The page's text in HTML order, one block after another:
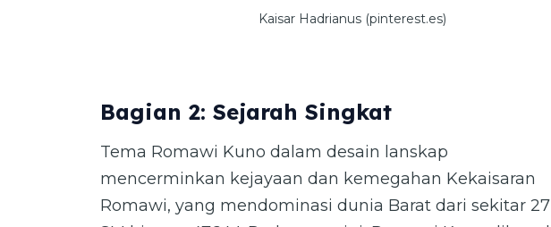
Kaisar Hadrianus (pinterest.es)
Bagian 2: Sejarah Singkat
Tema Romawi Kuno dalam desain lanskap
mencerminkan kejayaan dan kemegahan Kekaisaran
Romawi, yang mendominasi dunia Barat dari sekitar 27